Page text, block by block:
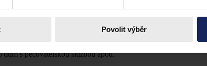
Povolit výběr
již dnes např. instalací zdroje obnovitelné energie a
vznik energetických komunit, zajistí to, že si členové
podmínek.
může elektřinu vyrobenou ve FVE na střeše školy, kterou v
s pečovatelskou službou apod.